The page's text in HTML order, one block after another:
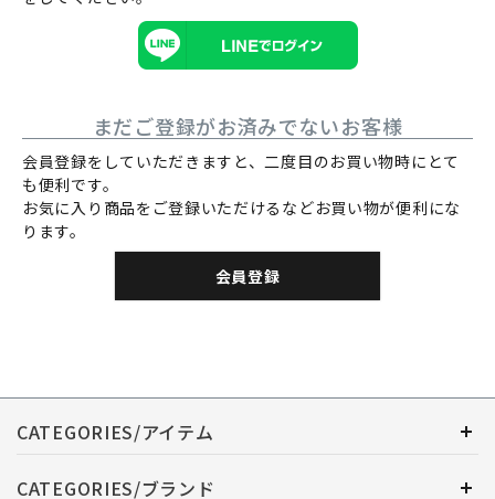
まだご登録がお済みでないお客様
会員登録をしていただきますと、二度目のお買い物時にとて
も便利です。
お気に入り商品をご登録いただけるなどお買い物が便利にな
ります。
会員登録
CATEGORIES/アイテム
CATEGORIES/ブランド